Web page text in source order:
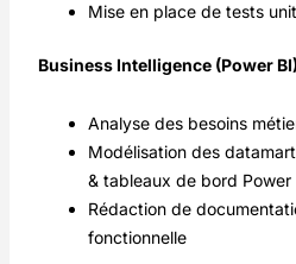
Mise en place de tests
Business Intelligence (Power BI)
Analyse des besoins
Modélisation des
& tableaux de bord Power
Rédaction de
fonctionnelle